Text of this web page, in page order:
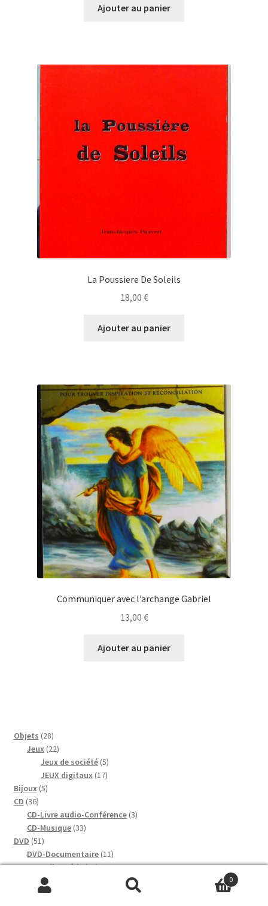
Ajouter au panier
La Poussiere De Soleils
18,00 €
Ajouter au panier
Communiquer avec l’archange Gabriel
13,00 €
Ajouter au panier
Objets 2828
produits
Jeux 2222
produits
Jeux de société 55
produits
JEUX digitaux 1717
Bijoux 55
CD 3636
produits
CD-Livre audio-Conférence 33
CD-Musique 3333
DVD 5151
produits
DVD-Documentaire 1111
produits
DVD-Film-Série 3939
produits
1740
Arts 214
Recherche
Recherche
0